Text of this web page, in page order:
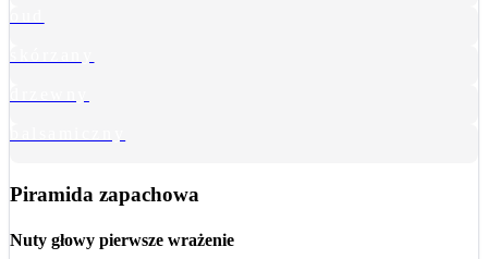
Piramida zapachowa
Nuty głowy pierwsze wrażenie